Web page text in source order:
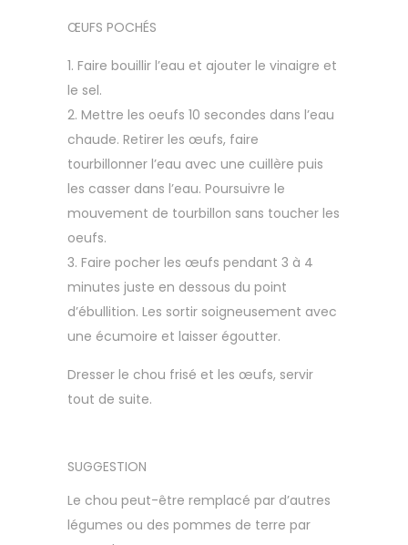
ŒUFS POCHÉS
Faire bouillir l’eau et ajouter le vinaigre et
le sel.
Mettre les oeufs 10 secondes dans l’eau
chaude. Retirer les œufs, faire
tourbillonner l’eau avec une cuillère puis
les casser dans l’eau. Poursuivre le
mouvement de tourbillon sans toucher les
oeufs.
Faire pocher les œufs pendant 3 à 4
minutes juste en dessous du point
d’ébullition. Les sortir soigneusement avec
une écumoire et laisser égoutter.
Dresser le chou frisé et les œufs, servir
tout de suite.
SUGGESTION
Le chou peut-être remplacé par d’autres
légumes ou des pommes de terre par